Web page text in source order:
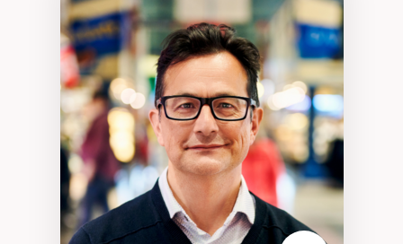
Art
Anti-discrimination
Décolonisation de l’enseignement, de la
recherche, des institutions administratives
et syndicales
Pluralisme épistémologique et
francophonie
Culture
Politiques culturelles
Vivre ensemble
Anti-racisme
Anti-sexisme
Pratiques non oppressives